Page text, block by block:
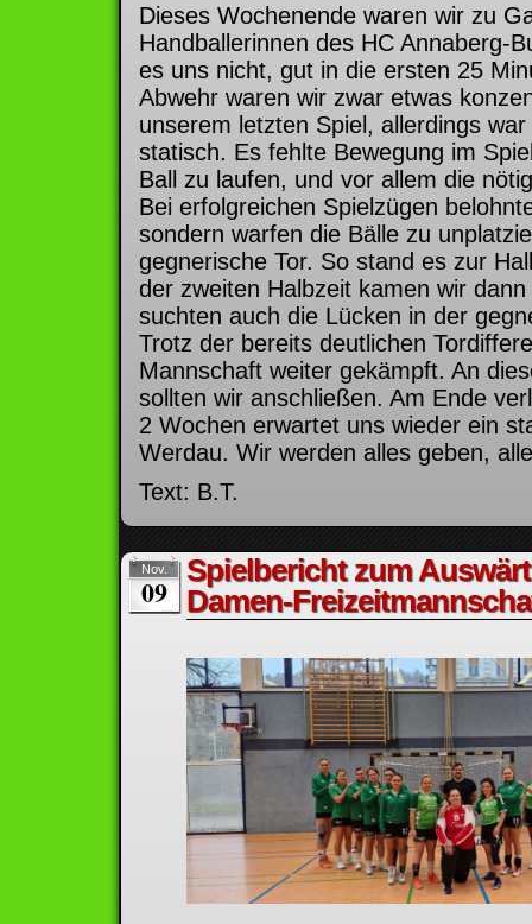
Dieses Wochenende waren wir zu
Handballerinnen des HC Annaberg-
es uns nicht, gut in die ersten 25
Abwehr waren wir zwar etwas
unserem letzten Spiel, allerdings
statisch. Es fehlte Bewegung im
Ball zu laufen, und vor allem die
Bei erfolgreichen Spielzügen
sondern warfen die Bälle zu
gegnerische Tor. So stand es zur
der zweiten Halbzeit kamen wir
suchten auch die Lücken in der
Trotz der bereits deutlichen
Mannschaft weiter gekämpft. An
sollten wir anschließen. Am Ende
2 Wochen erwartet uns wieder ein
Werdau. Wir werden alles geben,
Text: B.T.
Nov.
09
Spielbericht zum
Damen-